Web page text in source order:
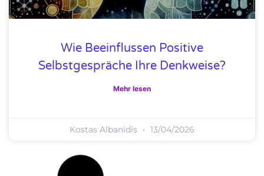
Wie Beeinflussen Positive
Selbstgespräche Ihre Denkweise?
Mehr lesen
Kostas Albanidis 13/04/2026